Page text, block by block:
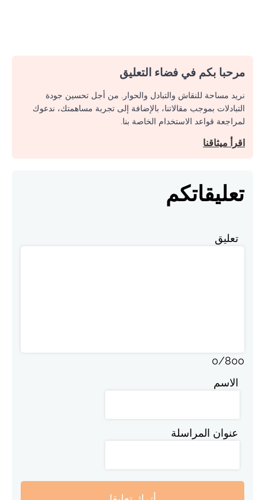
مرحبا بكم في فضاء التعليق
نريد مساحة للنقاش والتبادل والحوار. من أجل تحسين جودة
التبادلات بموجب مقالاتنا، بالإضافة إلى تجربة مساهمتك، ندعوك
لمراجعة قواعد الاستخدام الخاصة بنا.
اقرأ ميثاقنا
تعليقاتكم
تعليق
0/800
الاسم
عنوان المراسلة